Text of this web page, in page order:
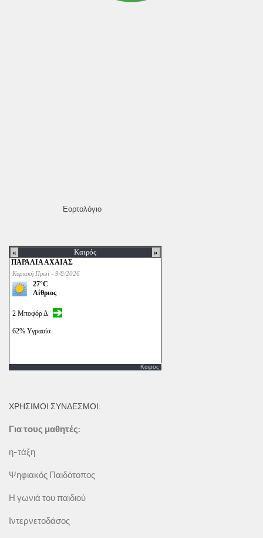
Εορτολόγιο
Καιρος
ΧΡΗΣΙΜΟΙ ΣΥΝΔΕΣΜΟΙ:
Για τους μαθητές:
η-τάξη
Ψηφιακός Παιδότοπος
Η γωνιά του παιδιού
Ιντερνετοδάσος